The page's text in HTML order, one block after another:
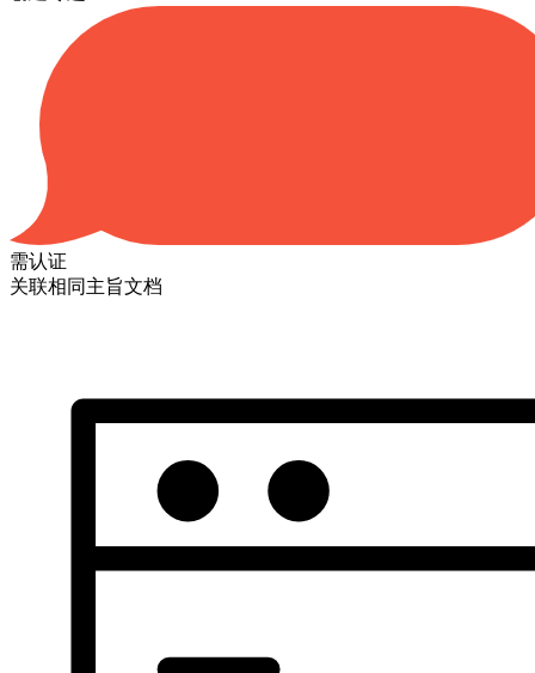
需认证
关联相同主旨文档